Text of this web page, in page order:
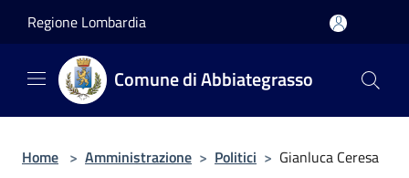
Regione Lombardia
Comune di Abbiategrasso
Home > Amministrazione > Politici > Gianluca Ceresa